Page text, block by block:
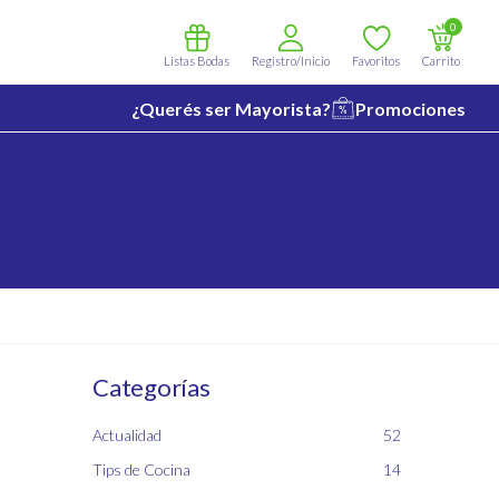
Listas Bodas Registro/Inicio Favoritos Carrito
0
¿Querés ser Mayorista? Promociones
Categorías
Actualidad
52
Tips de Cocina
14